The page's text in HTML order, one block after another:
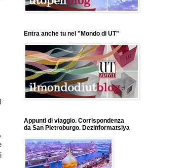
Entra anche tu nel "Mondo di UT"
Appunti di viaggio. Corrispondenza
da San Pietroburgo. Dezinformatsiya